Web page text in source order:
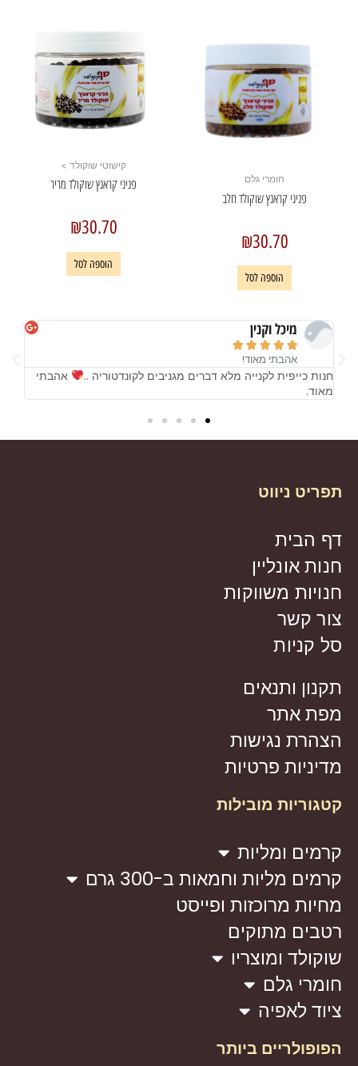
חומרי גלם
פניני קראנץ שוקולד חלב
₪30.70
הוספה לסל
קישוטי שוקולד >
פניני קראנץ שוקולד מריר
₪30.70
הוספה לסל
.. אהבתי
חנות כייפית לקנייה מלא דברים מגניבים
תפריט ניווט
דף הבית
חנות אונליין
חנויות משווקות
צור קשר
סל קניות
תקנון ותנאים
מפת אתר
הצהרת נגישות
מדיניות פרטיות
קטגוריות מובילות
קרמים ומליות
קרמים מליות וחמאות ב-300 גרם
מחיות מרוכזות ופייסט
רטבים מתוקים
שוקולד ומוצריו
חומרי גלם
ציוד לאפיה
הפופולריים ביותר